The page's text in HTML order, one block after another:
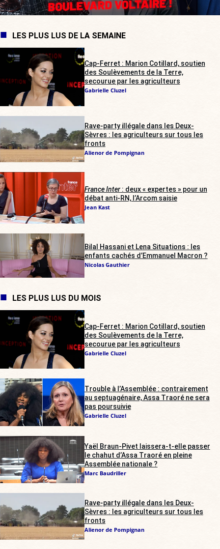
LES PLUS LUS DE LA SEMAINE
Cap-Ferret : Marion Cotillard, soutien
des Soulèvements de la Terre,
secourue par les agriculteurs
Gabrielle Cluzel
Rave-party illégale dans les Deux-
Sèvres : les agriculteurs sur tous les
fronts
Alienor de Pompignan
France Inter: deux « expertes » pour un
débat anti-RN, l’Arcom saisie
Jean Kast
Bilal Hassani et Lena Situations : les
enfants cachés d’Emmanuel Macron ?
Nicolas Gauthier
LES PLUS LUS DU MOIS
Cap-Ferret : Marion Cotillard, soutien
des Soulèvements de la Terre,
secourue par les agriculteurs
Gabrielle Cluzel
Trouble à l’Assemblée : contrairement
au septuagénaire, Assa Traoré ne sera
pas poursuivie
Gabrielle Cluzel
Yaël Braun-Pivet laissera-t-elle passer
le chahut d’Assa Traoré en pleine
Assemblée nationale ?
Marc Baudriller
Rave-party illégale dans les Deux-
Sèvres : les agriculteurs sur tous les
fronts
Alienor de Pompignan